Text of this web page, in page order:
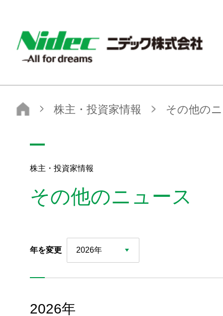
ニデック株式会社
株主・投資家情報 その他のニュース
株主・投資家情報
その他のニュース
年を変更 2026年
2026年